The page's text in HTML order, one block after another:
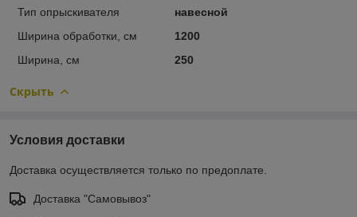
Тип опрыскивателя
навесной
Ширина обработки, см
1200
Ширина, см
250
Скрыть
Условия доставки
Доставка осуществляется только по предоплате.
Доставка "Самовывоз"